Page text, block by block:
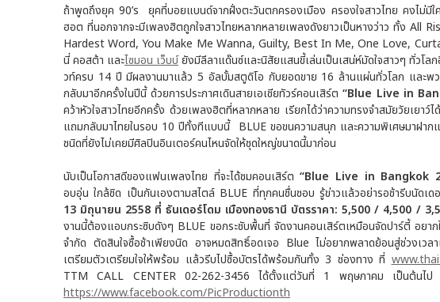
ถ้าพูดถึงยุค 90’s ยุคที่บอยแบนด์จากฝั่งตะวันตกครองเมือง ครองใจสาวไทย คงไม่
ฮอต ที่นอกจากจะมีเพลงฮิตถูกใจสาวไทยหลากหลายเพลงดังยาวเป็นหางว่าว ทั้ง
Hardest Word, You Make Me Wanna, Guilty, Best In Me, One Love,
นี่ คอสต้า และไซมอน เว็บบ์ยังมีลีลาแด๊นซ์และนิสัยแสนขี้เล่นเป็นเสน่ห์มัดใจสาวๆ ทั่วโ
วท์ครบ 14 ปี มีผลงานมาแล้ว 5 อัลบั้มสตูดิโอ กับยอดขาย 16 ล้านแผ่นทั่วโลก และพว
กลับมาอีกครั้งในปีนี้ ด้วยการประกาศเดินสายเอเชียทัวร์คอนเสิร์ต“Blue Live in
คว้าหัวใจสาวไทยอีกครั้ง ด้วยเพลงฮิตที่หลากหลาย เรียกได้ว่าความทรงจำสมัยวัยเยา
แถมกลับมาไทยในรอบ 10 ปีทั้งทีแบบนี้ BLUE ขอขนความสนุก และความพิเศษมาฝา
ชนิดที่ยังไม่เคยมีศิลปินอินเตอร์คนไหนจัดให้ชุดใหญ่ขนาดนี้มาก่อน
นับเป็นโอกาสดีของแฟนเพลงไทย ที่จะได้ชมคอนเสิร์ต“Blue Live in Bangkok
อบอุ่น ใกล้ชิด เป็นกันเองตามสไตล์ BLUE ที่ทุกคนชื่นชอบ รู้ข่าวแล้วอย่ารอช้ารีบนัดเด
13 มิถุนายน 2558 ที่ ธันเดอร์โดม เมืองทองธานี บัตรราคา: 5,500 / 4,500 /
งานนี้ต้องแอบกระซิบดังๆ BLUE ขอกระชับพื้นที่ จัดงานคอนเสิร์ตเหมือนจัดปาร์ตี้ อยา
จำกัด ตัดสินใจซื้อช้าเพียงนิด อาจหมดสิทธิ์อดเจอ Blue ไม่อยากพลาดย้อนสู่ช่วงเว
เตรียมตัวเตรียมใจให้พร้อม แล้วรีบไปซื้อบัตรได้พร้อมกันทั้ง 3 ช่องทาง ที่
TTM CALL CENTER 02-262-3456 ได้ตั้งแต่วันที่ 1 พฤษภาคม เป็นต้นไป ติ
https://www.facebook.com/PicProductionth